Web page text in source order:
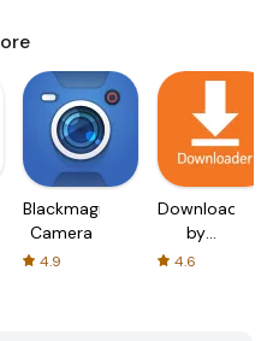
Blackmagic
Camera
4.9
Downloader
by
AFTVnews
4.6